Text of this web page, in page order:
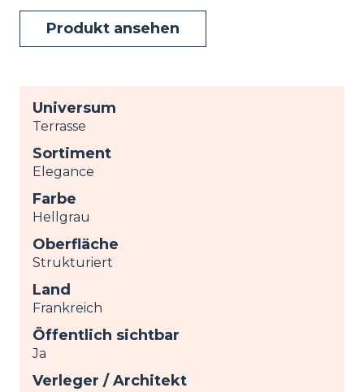
Produkt ansehen
Universum
Terrasse
Sortiment
Elegance
Farbe
Hellgrau
Oberfläche
Strukturiert
Land
Frankreich
Öffentlich sichtbar
Ja
Verleger / Architekt